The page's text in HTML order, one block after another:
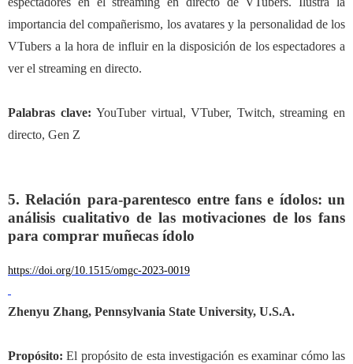
importancia del compañerismo, los avatares y la personalidad de los
VTubers a la hora de influir en la disposición de los espectadores a
ver el streaming en directo.
Palabras clave:YouTuber virtual, VTuber, Twitch, streaming en
directo, Gen Z
5. Relación para-parentesco entre fans e ídolos: un
análisis cualitativo de las motivaciones de los fans
para comprar muñecas ídolo
https://doi.org/10.1515/omgc-2023-0019
Zhenyu Zhang, Pennsylvania State University, U.S.A.
Propósito:El propósito de esta investigación es examinar cómo las